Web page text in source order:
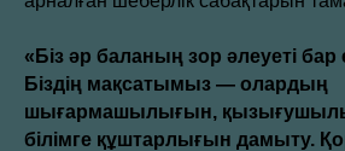
«Біз әр баланың зор әлеуеті бар
Біздің мақсатымыз — олардың
шығармашылығын,
білімге құштарлығын дамыту.